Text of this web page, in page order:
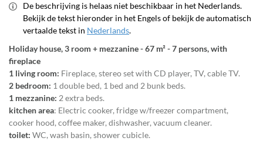
De beschrijving is helaas niet beschikbaar in het Nederlands.
Bekijk de tekst hieronder in het Engels of bekijk de automatisch
vertaalde tekst in Nederlands.
Holiday house, 3 room + mezzanine - 67 m² - 7 persons, with
fireplace
1 living room: Fireplace, stereo set with CD player, TV, cable TV.
2 bedroom: 1 double bed, 1 bed and 2 bunk beds.
1 mezzanine: 2 extra beds.
kitchen area: Electric cooker, fridge w/freezer compartment,
cooker hood, coffee maker, dishwasher, vacuum cleaner.
toilet: WC, wash basin, shower cubicle.